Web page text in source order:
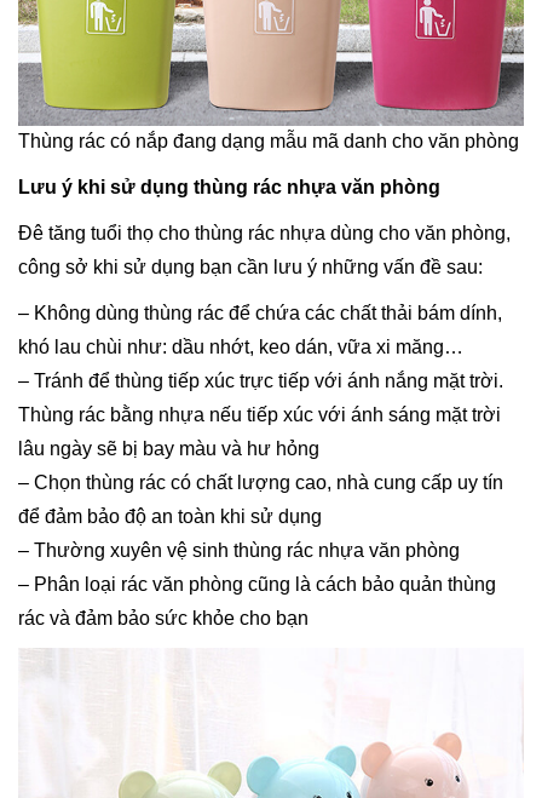
Thùng rác có nắp đang dạng mẫu mã danh cho văn phòng
Lưu ý khi sử dụng thùng rác nhựa văn phòng
Đê tăng tuổi thọ cho thùng rác nhựa dùng cho văn phòng,
công sở khi sử dụng bạn cần lưu ý những vấn đề sau:
– Không dùng thùng rác để chứa các chất thải bám dính,
khó lau chùi như: dầu nhớt, keo dán, vữa xi măng…
– Tránh để thùng tiếp xúc trực tiếp với ánh nắng mặt trời.
Thùng rác bằng nhựa nếu tiếp xúc với ánh sáng mặt trời
lâu ngày sẽ bị bay màu và hư hỏng
– Chọn thùng rác có chất lượng cao, nhà cung cấp uy tín
để đảm bảo độ an toàn khi sử dụng
– Thường xuyên vệ sinh thùng rác nhựa văn phòng
– Phân loại rác văn phòng cũng là cách bảo quản thùng
rác và đảm bảo sức khỏe cho bạn